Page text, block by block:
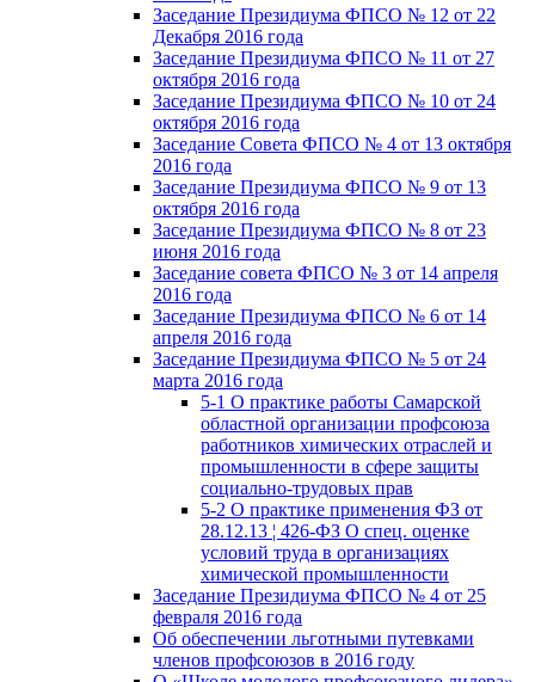
Заседание Президиума ФПСО № 12 от 22
Декабря 2016 года
Заседание Президиума ФПСО № 11 от 27
октября 2016 года
Заседание Президиума ФПСО № 10 от 24
октября 2016 года
Заседание Совета ФПСО № 4 от 13 октября
2016 года
Заседание Президиума ФПСО № 9 от 13
октября 2016 года
Заседание Президиума ФПСО № 8 от 23
июня 2016 года
Заседание совета ФПСО № 3 от 14 апреля
2016 года
Заседание Президиума ФПСО № 6 от 14
апреля 2016 года
Заседание Президиума ФПСО № 5 от 24
марта 2016 года
5-1 О практике работы Самарской
областной организации профсоюза
работников химических отраслей и
промышленности в сфере защиты
социально-трудовых прав
5-2 О практике применения ФЗ от
28.12.13 ¦ 426-ФЗ О спец. оценке
условий труда в организациях
химической промышленности
Заседание Президиума ФПСО № 4 от 25
февраля 2016 года
Об обеспечении льготными путевками
членов профсоюзов в 2016 году